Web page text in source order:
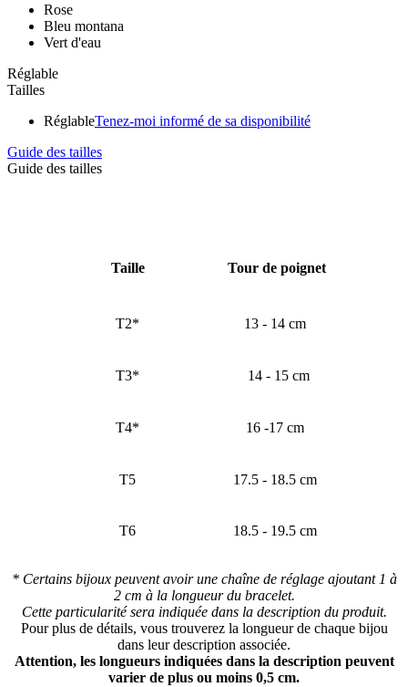
Rose
Bleu montana
Vert d'eau
Réglable
Tailles
RéglableTenez-moi informé de sa disponibilité
Guide des tailles
Guide des tailles
Taille Tour de poignet
T2* 13 - 14 cm
T3* 14 - 15 cm
T4* 16 -17 cm
T5 17.5 - 18.5 cm
T6 18.5 - 19.5 cm
* Certains bijoux peuvent avoir une chaîne de réglage ajoutant 1 à
2 cm à la longueur du bracelet.
Cette particularité sera indiquée dans la description du produit.
Pour plus de détails, vous trouverez la longueur de chaque bijou
dans leur description associée.
Attention, les longueurs indiquées dans la description peuvent
varier de plus ou moins 0,5 cm.